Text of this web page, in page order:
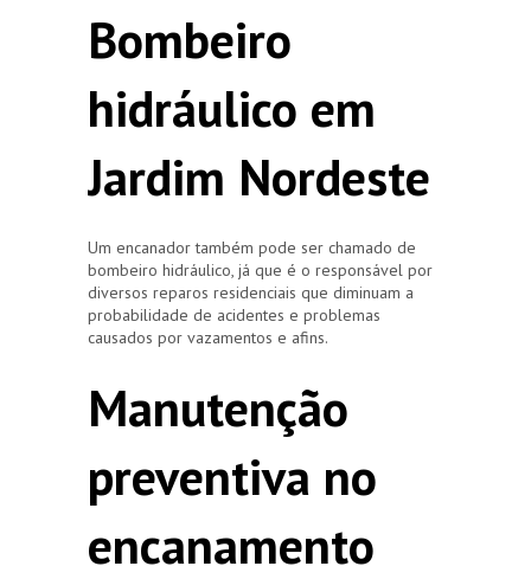
Bombeiro
hidráulico em
Jardim Nordeste
Um encanador também pode ser chamado de
bombeiro hidráulico, já que é o responsável por
diversos reparos residenciais que diminuam a
probabilidade de acidentes e problemas
causados por vazamentos e afins.
Manutenção
preventiva no
encanamento